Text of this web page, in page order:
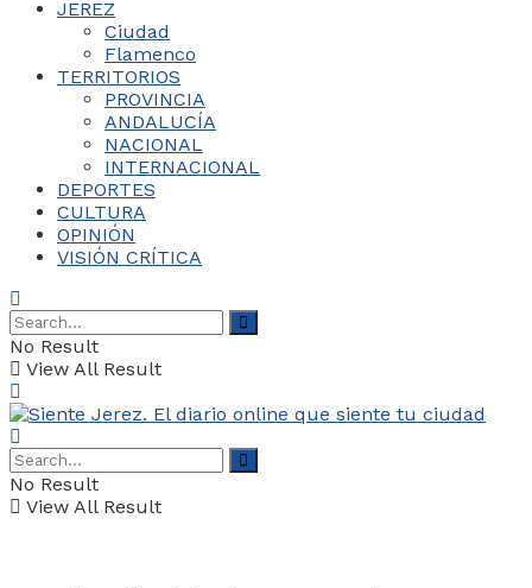
JEREZ
Ciudad
Flamenco
TERRITORIOS
PROVINCIA
ANDALUCÍA
NACIONAL
INTERNACIONAL
DEPORTES
CULTURA
OPINIÓN
VISIÓN CRÍTICA
No Result
View All Result
No Result
View All Result